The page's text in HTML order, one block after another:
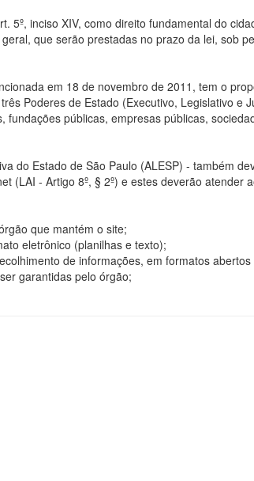
5º, inciso XIV, como direito fundamental do
que serão prestadas no prazo da lei, sob
em 18 de novembro de 2011, tem o
Poderes de Estado (Executivo, Legislativo
públicas, empresas públicas,
do Estado de São Paulo (ALESP) - também
- Artigo 8º, § 2º) e estes deverão atender
que mantém o site;
eletrônico (planilhas e texto);
de informações, em formatos
garantidas pelo órgão;